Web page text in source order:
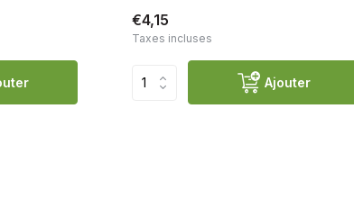
€4,15
Taxes incluses
Ajouter